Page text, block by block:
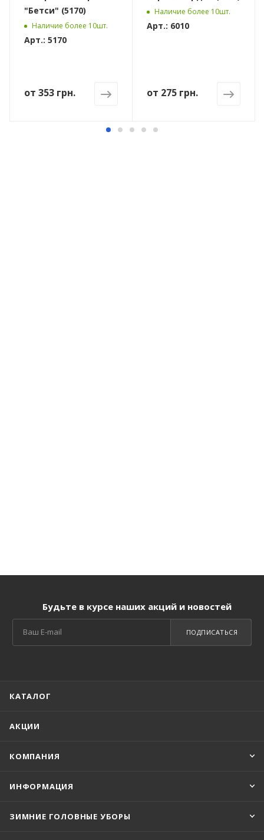
"Бетси" (5170)
Наличие более 10шт.
Арт.: 5170
от 353 грн.
Наличие более 10шт.
Арт.: 6010
от 275 грн.
Будьте в курсе наших акций и новостей
ПОДПИСАТЬСЯ
КАТАЛОГ
АКЦИИ
КОМПАНИЯ
ИНФОРМАЦИЯ
ЗИМНИЕ ГОЛОВНЫЕ УБОРЫ